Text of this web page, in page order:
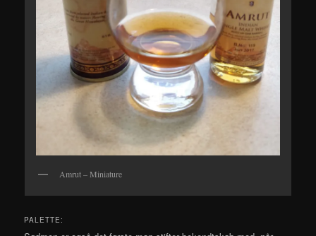
Amrut – Miniature
PALETTE: